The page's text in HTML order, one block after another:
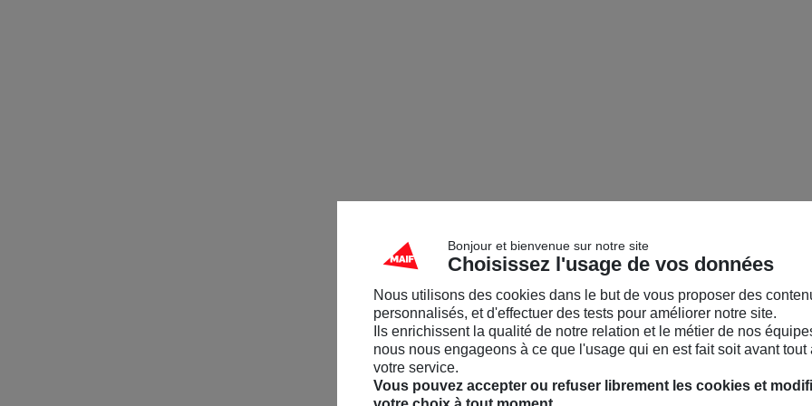
Bonjour et bienvenue sur notre site
Choisissez l'usage de vos données
Nous utilisons des cookies dans le but de vous proposer des
personnalisés, et d'effectuer des tests pour améliorer notre site.
Ils enrichissent la qualité de notre relation et le métier de nos
nous nous engageons à ce que l'usage qui en est fait soit avant tout
votre service.
Vous pouvez accepter ou refuser librement les cookies et